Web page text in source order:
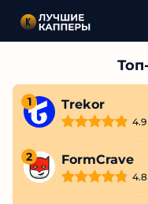
1 Trekor
4.9
2 FormCrave
4.8